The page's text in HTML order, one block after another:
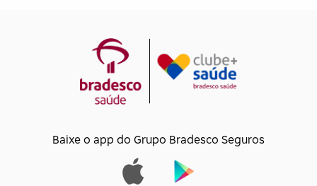
Baixe o app do Grupo Bradesco Seguros